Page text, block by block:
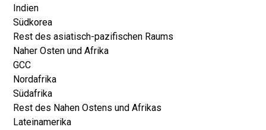
Indien
Südkorea
Rest des asiatisch-pazifischen Raums
Naher Osten und Afrika
GCC
Nordafrika
Südafrika
Rest des Nahen Ostens und Afrikas
Lateinamerika